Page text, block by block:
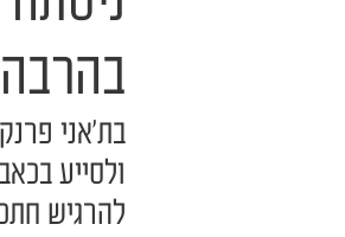
בת'אני
ולסייע
להרגיש